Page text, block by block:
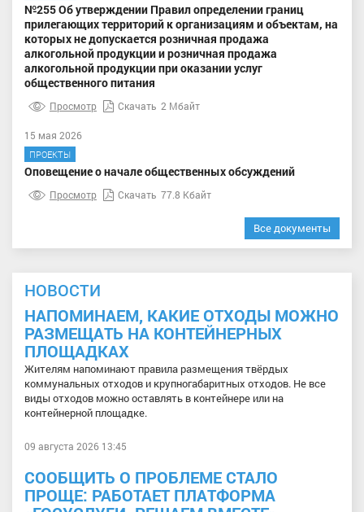
№255 Об утверждении Правил определении границ
прилегающих территорий к организациям и объектам, на
которых не допускается розничная продажа
алкогольной продукции и розничная продажа
алкогольной продукции при оказании услуг
общественного питания
Просмотр Скачать 2 Мбайт
15 мая 2026
ПРОЕКТЫ
Оповещение о начале общественных обсуждений
Просмотр Скачать 77.8 Кбайт
Все документы
НОВОСТИ
НАПОМИНАЕМ, КАКИЕ ОТХОДЫ МОЖНО
РАЗМЕЩАТЬ НА КОНТЕЙНЕРНЫХ
ПЛОЩАДКАХ
Жителям напоминают правила размещения твёрдых
коммунальных отходов и крупногабаритных отходов. Не все
виды отходов можно оставлять в контейнере или на
контейнерной площадке.
09 августа 2026 13:45
СООБЩИТЬ О ПРОБЛЕМЕ СТАЛО
ПРОЩЕ: РАБОТАЕТ ПЛАТФОРМА